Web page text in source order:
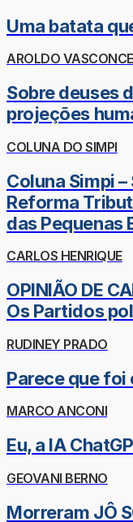
Uma batata
AROLDO
Sobre deuses
projeções
COLUNA DO SIMPI
Coluna Simpi
Reforma
das Pequenas
CARLOS HENRIQUE
OPINIÃO DE
Os Partidos
RUDINEY PRADO
Parece que foi
MARCO ANCONI
Eu, a IA
GEOVANI BERNO
Morreram JÔ